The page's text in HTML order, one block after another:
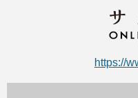
https://